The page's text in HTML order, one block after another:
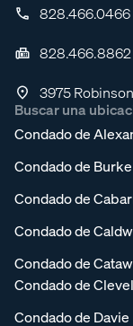
828.466.0466
828.466.8862
3975
Buscar una
Condado de
Condado de Burke
Condado de
Condado de
Condado de
Condado de
Condado de Davie